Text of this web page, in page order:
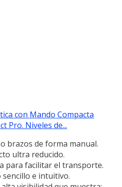
con Mando Compacta
Pro. Niveles de...
brazos de forma manual.
ultra reducido.
para facilitar el transporte.
e intuitivo.